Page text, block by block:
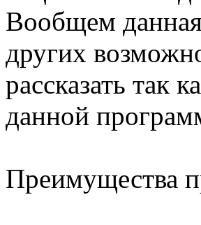
Вообщем
других
рассказать так
данной
Преимущества